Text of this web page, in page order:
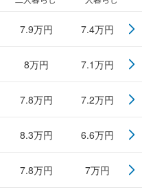
7.9万円 7.4万円
8万円 7.1万円
7.8万円 7.2万円
8.3万円 6.6万円
7.8万円 7万円